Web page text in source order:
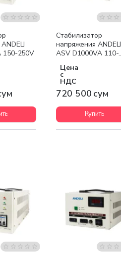
150-250V
Стабилизатор
напряжения ANDELI
ASV D1000VA 110-
Цена
с
НДС
720 500 сум
Купить